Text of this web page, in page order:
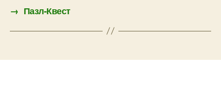
→ Пазл-Квест